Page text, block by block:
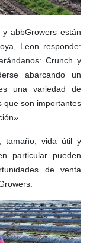
abbGrowers están
Leon responde:
Crunch y
abarcando un
una variedad de
que son importantes
tamaño, vida útil y
particular pueden
de venta